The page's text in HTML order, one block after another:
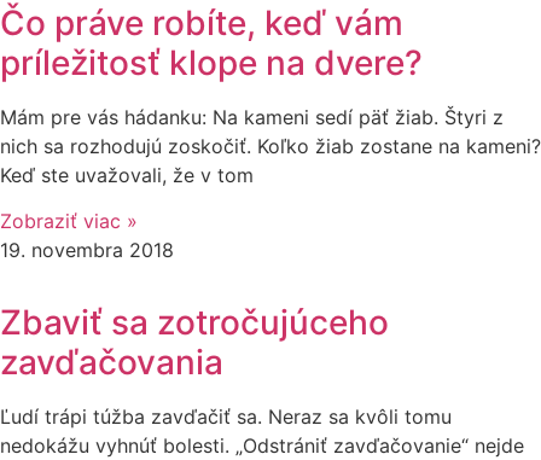
Čo práve robíte, keď vám
príležitosť klope na dvere?
Mám pre vás hádanku: Na kameni sedí päť žiab. Štyri z
nich sa rozhodujú zoskočiť. Koľko žiab zostane na kameni?
Keď ste uvažovali, že v tom
Zobraziť viac »
19. novembra 2018
Zbaviť sa zotročujúceho
zavďačovania
Ľudí trápi túžba zavďačiť sa. Neraz sa kvôli tomu
nedokážu vyhnúť bolesti. „Odstrániť zavďačovanie“ nejde